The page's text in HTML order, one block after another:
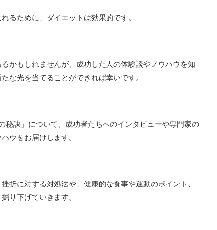
るために、ダイエットは効果的です。
かもしれませんが、成功した人の体験談やノウハウを知
な光を当てることができれば幸いです。
秘訣」について、成功者たちへのインタビューや専門家の
ウをお届けします。
折に対する対処法や、健康的な食事や運動のポイント、
り下げていきます。